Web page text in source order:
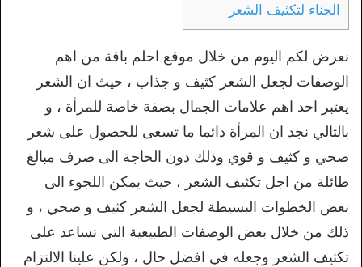
الحناء لتكثيف الشعر
نعرض لكم اليوم من خلال موقع احلم باقة من اهم
الوصفات لجعل الشعر كثيف و جذاب ، حيث ان الشعر
يعتبر احد اهم علامات الجمال بصفة خاصة للمرأة ، و
بالتالي نجد ان المرأة دائما ما تسعى للحصول على شعر
صحي و كثيف و قوي وذلك دون الحاجة الى صرف مبالغ
طائلة من اجل تكثيف الشعر ، حيث يمكن اللجوء الى
بعض الخطوات البسيطة لجعل الشعر كثيف و صحي ، و
ذلك من خلال بعض الوصفات الطبيعية التي تساعد على
تكثيف الشعر وجعله في افضل حال ، ولكن علينا الالتزام